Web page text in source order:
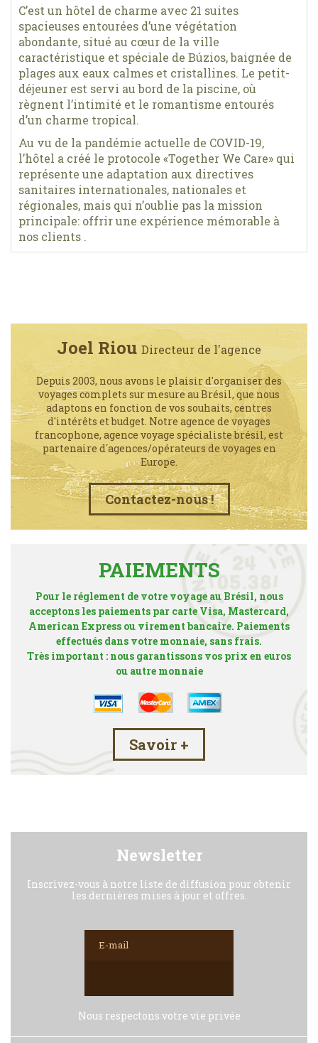
C’est un hôtel de charme avec 21 suites
spacieuses entourées d’une végétation
abondante, situé au cœur de la ville
caractéristique et spéciale de Búzios, baignée de
plages aux eaux calmes et cristallines. Le petit-
déjeuner est servi au bord de la piscine, où
règnent l’intimité et le romantisme entourés
d’un charme tropical.
Au vu de la pandémie actuelle de COVID-19,
l’hôtel a créé le protocole «Together We Care» qui
représente une adaptation aux directives
sanitaires internationales, nationales et
régionales, mais qui n’oublie pas la mission
principale: offrir une expérience mémorable à
nos clients .
Joel Riou Directeur de l'agence
Depuis 2003, nous avons le plaisir d'organiser des
voyages complets sur mesure au Brésil, que nous
adaptons en fonction de vos souhaits, centres
d'intérêts et budget. Notre agence de voyages
francophone, agence voyage spécialiste brésil, est
partenaire d´agences/opérateurs de voyages en
Europe.
Contactez-nous !
PAIEMENTS
Pour le réglement de votre voyage au Brésil, nous
acceptons les paiements par carte Visa, Mastercard,
American Express ou virement bancaire. Paiements
effectués dans votre monnaie, sans frais.
Très important : nous garantissons vos prix en euros
ou autre monnaie
Savoir +
Newsletter
Inscrivez-vous à notre liste de diffusion pour obtenir
les dernières mises à jour et offres.
Nous respectons votre vie privée